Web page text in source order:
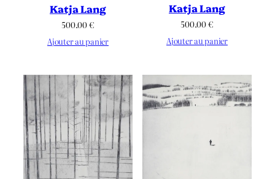
Katja Lang
500.00€
Ajouter au panier
Katja Lang
500.00€
Ajouter au panier